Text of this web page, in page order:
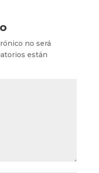
no será
están